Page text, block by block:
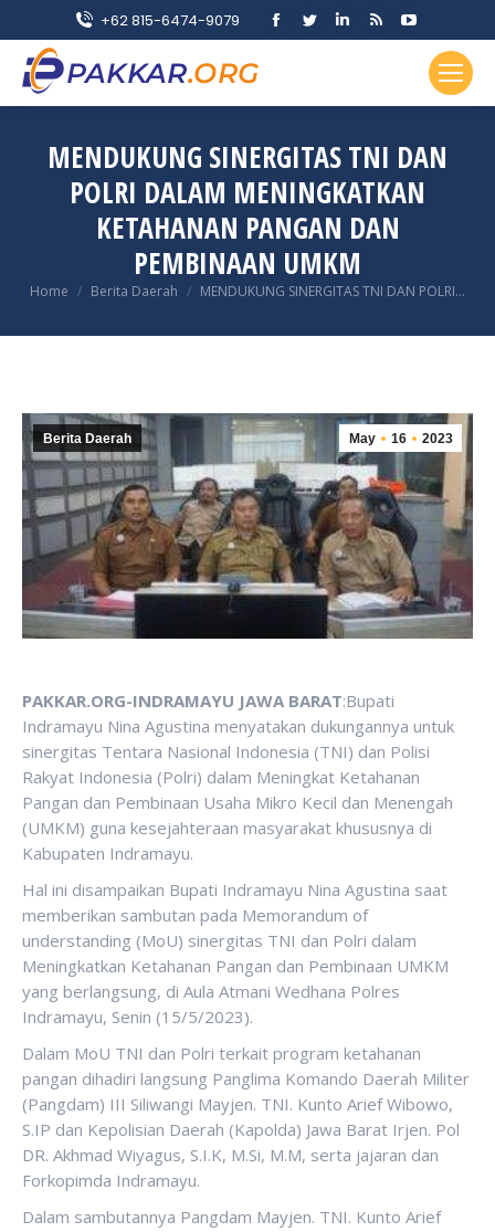
+62 815-6474-9079
Facebook
in
window
Twitter
in
window
Linkedin
in
window
Rss
opens
in
window
YouTube
page
opens
in
window
MENDUKUNG SINERGITAS TNI DAN
POLRI DALAM MENINGKATKAN
KETAHANAN PANGAN DAN
PEMBINAAN UMKM
You are here:
Home Berita Daerah MENDUKUNG SINERGITAS TNI DAN POLRI…
May 16 2023
Berita Daerah
PAKKAR.ORG-INDRAMAYU JAWA BARAT:Bupati
Indramayu Nina Agustina menyatakan dukungannya untuk
sinergitas Tentara Nasional Indonesia (TNI) dan Polisi
Rakyat Indonesia (Polri) dalam Meningkat Ketahanan
Pangan dan Pembinaan Usaha Mikro Kecil dan Menengah
(UMKM) guna kesejahteraan masyarakat khususnya di
Kabupaten Indramayu.
Hal ini disampaikan Bupati Indramayu Nina Agustina saat
memberikan sambutan pada Memorandum of
understanding (MoU) sinergitas TNI dan Polri dalam
Meningkatkan Ketahanan Pangan dan Pembinaan UMKM
yang berlangsung, di Aula Atmani Wedhana Polres
Indramayu, Senin (15/5/2023).
Dalam MoU TNI dan Polri terkait program ketahanan
pangan dihadiri langsung Panglima Komando Daerah Militer
(Pangdam) III Siliwangi Mayjen. TNI. Kunto Arief Wibowo,
S.IP dan Kepolisian Daerah (Kapolda) Jawa Barat Irjen. Pol
DR. Akhmad Wiyagus, S.I.K, M.Si, M.M, serta jajaran dan
Forkopimda Indramayu.
Dalam sambutannya Pangdam Mayjen. TNI. Kunto Arief